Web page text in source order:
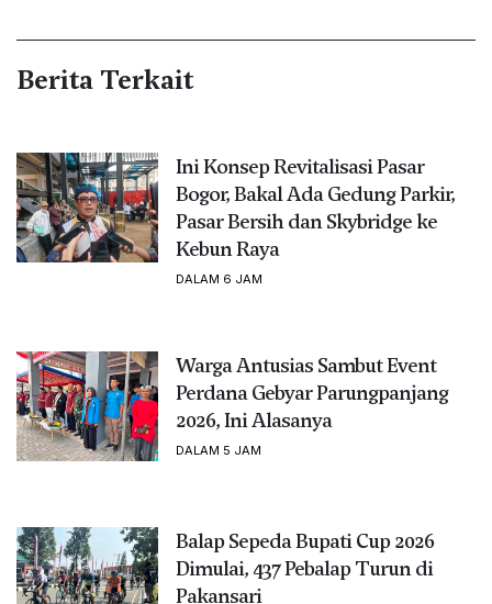
Berita Terkait
Ini Konsep Revitalisasi Pasar
Bogor, Bakal Ada Gedung Parkir,
Pasar Bersih dan Skybridge ke
Kebun Raya
DALAM 6 JAM
Warga Antusias Sambut Event
Perdana Gebyar Parungpanjang
2026, Ini Alasanya
DALAM 5 JAM
Balap Sepeda Bupati Cup 2026
Dimulai, 437 Pebalap Turun di
Pakansari